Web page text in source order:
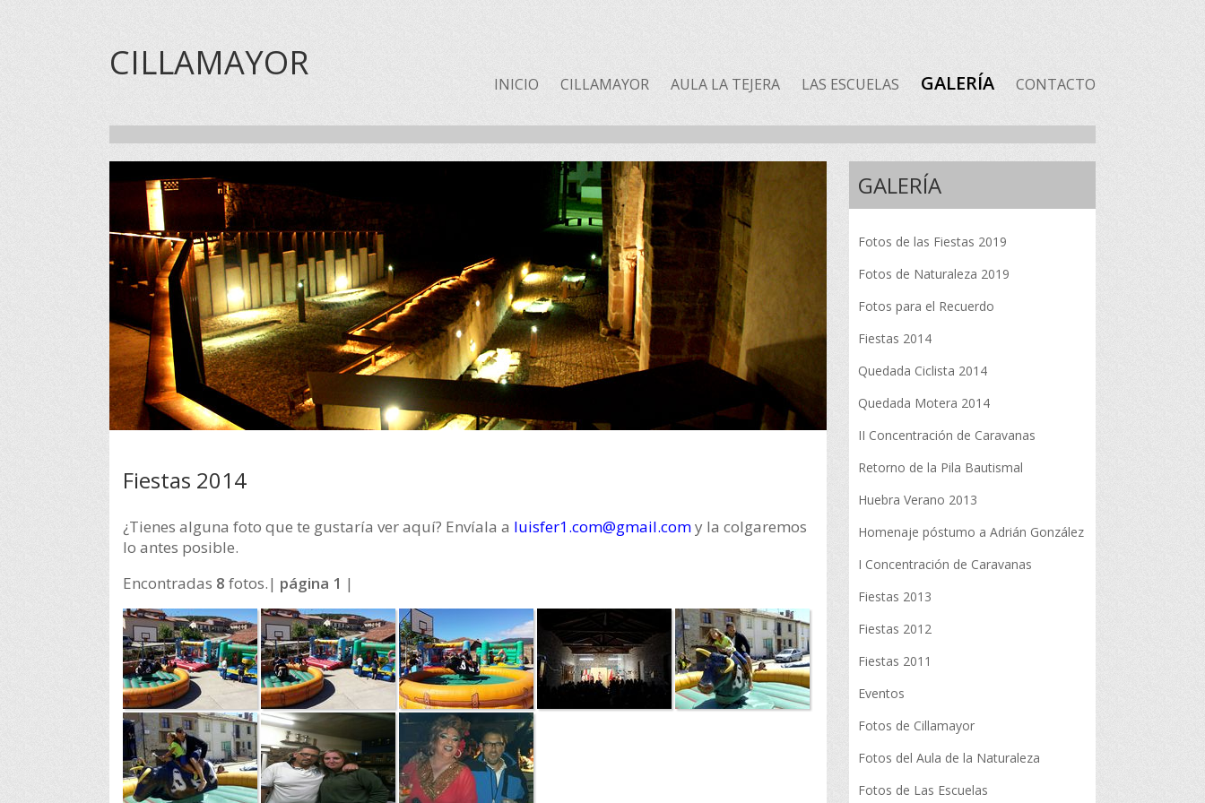
CILLAMAYOR INICIO CILLAMAYOR AULA LA TEJERA LAS ESCUELAS GALERÍA CONTACTO
Fiestas 2014
¿Tienes alguna foto que te gustaría ver aquí? Envíala a luisfer1.com@gmail.comy la colgaremos
lo antes posible.
Encontradas 8 fotos.| página 1 |
GALERÍA
Fotos de las Fiestas 2019
Fotos de Naturaleza 2019
Fotos para el Recuerdo
Fiestas 2014
Quedada Ciclista 2014
Quedada Motera 2014
II Concentración de Caravanas
Retorno de la Pila Bautismal
Huebra Verano 2013
Homenaje póstumo a Adrián González
I Concentración de Caravanas
Fiestas 2013
Fiestas 2012
Fiestas 2011
Eventos
Fotos de Cillamayor
Fotos del Aula de la Naturaleza
Fotos de Las Escuelas